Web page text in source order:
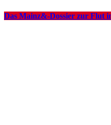
Das Mainz&-Dossier zur Flut